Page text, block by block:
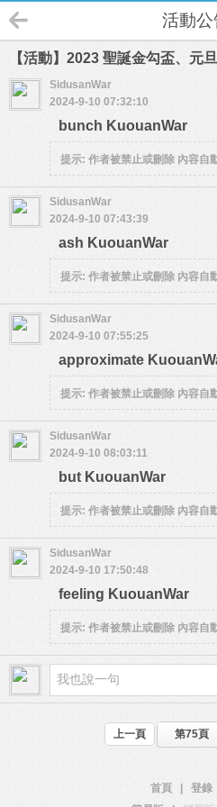
活動公
【活動】2023 聖誕金勾盃、元
SidusanWar
2024-9-10 07:32:10
bunch KuouanWar
提示: 作者被禁止或刪除 內容自
SidusanWar
2024-9-10 07:43:39
ash KuouanWar
提示: 作者被禁止或刪除 內容自
SidusanWar
2024-9-10 07:55:25
approximate
提示: 作者被禁止或刪除 內容自
SidusanWar
2024-9-10 08:03:11
but KuouanWar
提示: 作者被禁止或刪除 內容自
SidusanWar
2024-9-10 17:50:48
feeling KuouanWar
提示: 作者被禁止或刪除 內容自
上一頁 第75頁
首頁 登錄